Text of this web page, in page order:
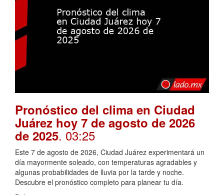
Pronóstico del clima en Ciudad
Juárez hoy 7 de agosto de 2026
de 2025. 03:25
Este 7 de agosto de 2026, Ciudad Juárez experimentará un
día mayormente soleado, con temperaturas agradables y
algunas probabilidades de lluvia por la tarde y noche.
Descubre el pronóstico completo para planear tu día.